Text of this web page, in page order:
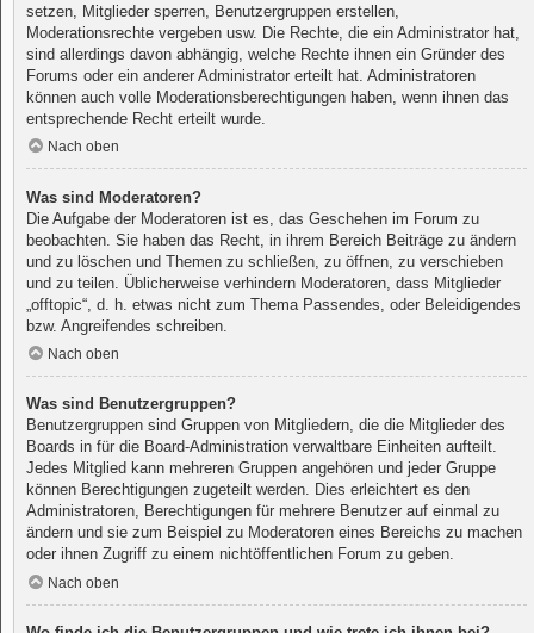
setzen, Mitglieder sperren, Benutzergruppen erstellen,
Moderationsrechte vergeben usw. Die Rechte, die ein Administrator hat,
sind allerdings davon abhängig, welche Rechte ihnen ein Gründer des
Forums oder ein anderer Administrator erteilt hat. Administratoren
können auch volle Moderationsberechtigungen haben, wenn ihnen das
entsprechende Recht erteilt wurde.
Nach oben
Was sind Moderatoren?
Die Aufgabe der Moderatoren ist es, das Geschehen im Forum zu
beobachten. Sie haben das Recht, in ihrem Bereich Beiträge zu ändern
und zu löschen und Themen zu schließen, zu öffnen, zu verschieben
und zu teilen. Üblicherweise verhindern Moderatoren, dass Mitglieder
„offtopic“, d. h. etwas nicht zum Thema Passendes, oder Beleidigendes
bzw. Angreifendes schreiben.
Nach oben
Was sind Benutzergruppen?
Benutzergruppen sind Gruppen von Mitgliedern, die die Mitglieder des
Boards in für die Board-Administration verwaltbare Einheiten aufteilt.
Jedes Mitglied kann mehreren Gruppen angehören und jeder Gruppe
können Berechtigungen zugeteilt werden. Dies erleichtert es den
Administratoren, Berechtigungen für mehrere Benutzer auf einmal zu
ändern und sie zum Beispiel zu Moderatoren eines Bereichs zu machen
oder ihnen Zugriff zu einem nichtöffentlichen Forum zu geben.
Nach oben